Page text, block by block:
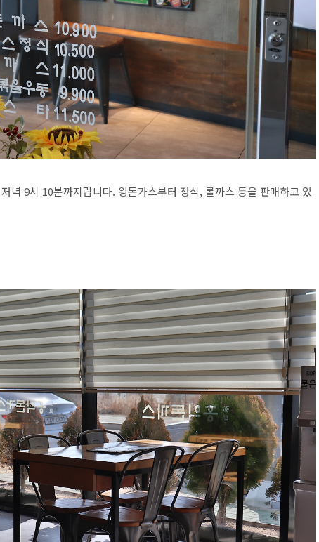
녁 9시 10분까지랍니다. 왕돈가스부터 정식, 롤까스 등을 판매하고 있